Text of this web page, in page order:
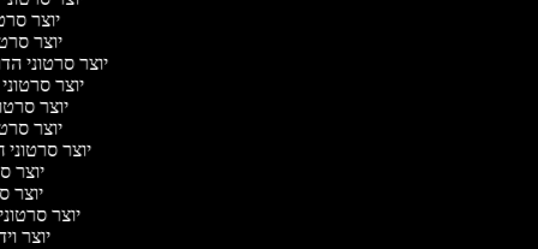
יוצר
יוצר
יוצר סרטוני
יוצר
יוצר
יוצר
יוצר סרטוני
יוצר
יוצר
יוצר
יוצר